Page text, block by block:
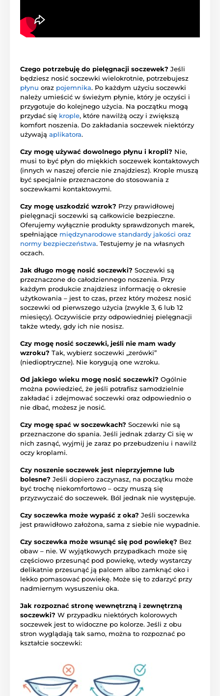
Czego potrzebuję do pielęgnacji soczewek? Jeśli
będziesz nosić soczewki wielokrotnie, potrzebujesz
płynu oraz pojemnika. Po każdym użyciu soczewki
należy umieścić w świeżym płynie, który je oczyści i
przygotuje do kolejnego użycia. Na początku mogą
przydać się krople, które nawilżą oczy i zwiększą
komfort noszenia. Do zakładania soczewek niektórzy
używają aplikatora.
Czy mogę używać dowolnego płynu i kropli? Nie,
musi to być płyn do miękkich soczewek kontaktowych
(innych w naszej ofercie nie znajdziesz). Krople muszą
być specjalnie przeznaczone do stosowania z
soczewkami kontaktowymi.
Czy mogę uszkodzić wzrok? Przy prawidłowej
pielęgnacji soczewki są całkowicie bezpieczne.
Oferujemy wyłącznie produkty sprawdzonych marek,
spełniające międzynarodowe standardy jakości oraz
normy bezpieczeństwa. Testujemy je na własnych
oczach.
Jak długo mogę nosić soczewki? Soczewki są
przeznaczone do całodziennego noszenia. Przy
każdym produkcie znajdziesz informację o okresie
użytkowania – jest to czas, przez który możesz nosić
soczewki od pierwszego użycia (zwykle 3, 6 lub 12
miesięcy). Oczywiście przy odpowiedniej pielęgnacji
także wtedy, gdy ich nie nosisz.
Czy mogę nosić soczewki, jeśli nie mam wady
wzroku? Tak, wybierz soczewki „zerówki”
(niedioptryczne). Nie korygują one wzroku.
Od jakiego wieku mogę nosić soczewki? Ogólnie
można powiedzieć, że jeśli potrafisz samodzielnie
zakładać i zdejmować soczewki oraz odpowiednio o
nie dbać, możesz je nosić.
Czy mogę spać w soczewkach? Soczewki nie są
przeznaczone do spania. Jeśli jednak zdarzy Ci się w
nich zasnąć, wyjmij je zaraz po przebudzeniu i nawilż
oczy kroplami.
Czy noszenie soczewek jest nieprzyjemne lub
bolesne? Jeśli dopiero zaczynasz, na początku może
być trochę niekomfortowo – oczy muszą się
przyzwyczaić do soczewek. Ból jednak nie występuje.
Czy soczewka może wypaść z oka? Jeśli soczewka
jest prawidłowo założona, sama z siebie nie wypadnie.
Czy soczewka może wsunąć się pod powiekę? Bez
obaw – nie. W wyjątkowych przypadkach może się
częściowo przesunąć pod powiekę, wtedy wystarczy
delikatnie przesunąć ją palcem albo zamknąć oko i
lekko pomasować powiekę. Może się to zdarzyć przy
nadmiernym wysuszeniu oka.
Jak rozpoznać stronę wewnętrzną i zewnętrzną
soczewki? W przypadku niektórych kolorowych
soczewek jest to widoczne po kolorze. Jeśli z obu
stron wyglądają tak samo, można to rozpoznać po
kształcie soczewki: